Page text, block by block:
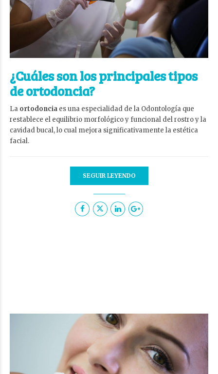
¿Cuáles son los principales tipos
de ortodoncia?
La ortodoncia es una especialidad de la Odontología que
restablece el equilibrio morfológico y funcional del rostro y la
cavidad bucal, lo cual mejora significativamente la estética
facial.
SEGUIR LEYENDO